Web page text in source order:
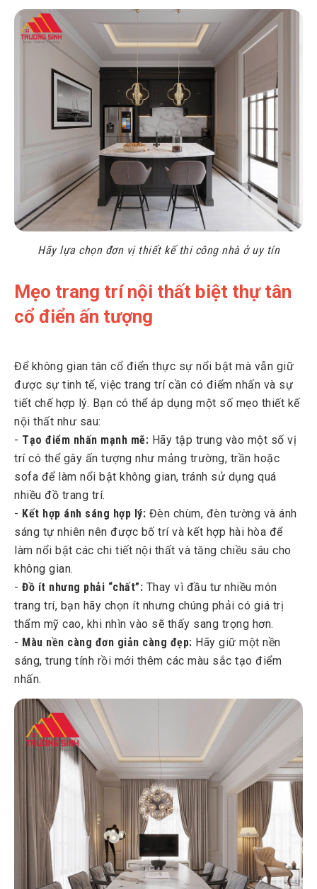
Hãy lựa chọn đơn vị thiết kế thi công nhà ở uy tín
Mẹo trang trí nội thất biệt thự tân
cổ điển ấn tượng
Để không gian tân cổ điển thực sự nổi bật mà vẫn giữ
được sự tinh tế, việc trang trí cần có điểm nhấn và sự
tiết chế hợp lý. Bạn có thể áp dụng một số mẹo thiết kế
nội thất như sau:
- Tạo điểm nhấn mạnh mẽ: Hãy tập trung vào một số vị
trí có thể gây ấn tượng như mảng trường, trần hoặc
sofa để làm nổi bật không gian, tránh sử dụng quá
nhiều đồ trang trí.
- Kết hợp ánh sáng hợp lý: Đèn chùm, đèn tường và ánh
sáng tự nhiên nên được bố trí và kết hợp hài hòa để
làm nổi bật các chi tiết nội thất và tăng chiều sâu cho
không gian.
- Đồ ít nhưng phải “chất”: Thay vì đầu tư nhiều món
trang trí, bạn hãy chọn ít nhưng chúng phải có giá trị
thẩm mỹ cao, khi nhìn vào sẽ thấy sang trọng hơn.
- Màu nền càng đơn giản càng đẹp: Hãy giữ một nền
sáng, trung tính rồi mới thêm các màu sắc tạo điểm
nhấn.